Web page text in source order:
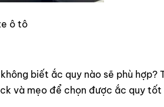
ô tô
biết ắc quy nào sẽ phù hợp?
và mẹo để chọn được ắc quy tốt